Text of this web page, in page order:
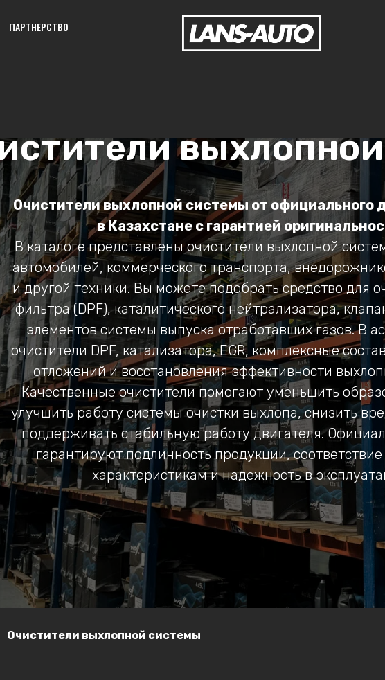
ПАРТНЕРСТВО
Очистители выхлопной системы от официального
в Казахстане с гарантией
В каталоге представлены очистители выхлопной
автомобилей, коммерческого транспорта,
и другой техники. Вы можете подобрать средство для
фильтра (DPF), каталитического нейтрализатора,
элементов системы выпуска отработавших газов. В
очистители DPF, катализатора, EGR, комплексные
отложений и восстановления эффективности
Качественные очистители помогают уменьшить
улучшить работу системы очистки выхлопа, снизить
поддерживать стабильную работу двигателя.
гарантируют подлинность продукции,
характеристикам и надежность в
Очистители выхлопной системы